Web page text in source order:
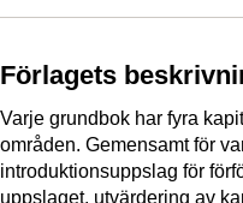
Förlagets
Varje grundbok har fyra
områden. Gemensamt för
introduktionsuppslag för
uppslaget, utvärdering av